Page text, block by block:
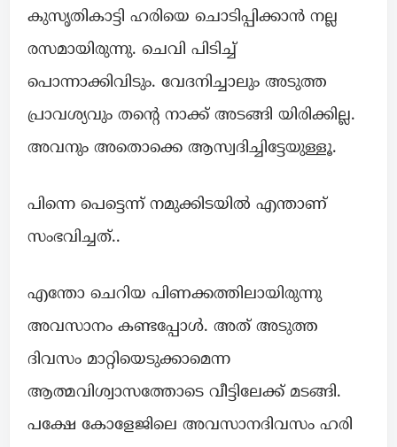
കുസൃതികാട്ടി ഹരിയെ ചൊടിപ്പിക്കാൻ നല്ല
രസമായിരുന്നു. ചെവി പിടിച്ച്
പൊന്നാക്കിവിടും. വേദനിച്ചാലും അടുത്ത
പ്രാവശ്യവും തന്റെ നാക്ക് അടങ്ങി യിരിക്കില്ല.
അവനും അതൊക്കെ ആസ്വദിച്ചിട്ടേയുള്ളൂ.
പിന്നെ പെട്ടെന്ന് നമുക്കിടയിൽ എന്താണ്
സംഭവിച്ചത്..
എന്തോ ചെറിയ പിണക്കത്തിലായിരുന്നു
അവസാനം കണ്ടപ്പോൾ. അത് അടുത്ത
ദിവസം മാറ്റിയെടുക്കാമെന്ന
ആത്മവിശ്വാസത്തോടെ വീട്ടിലേക്ക് മടങ്ങി.
പക്ഷേ കോളേജിലെ അവസാനദിവസം ഹരി